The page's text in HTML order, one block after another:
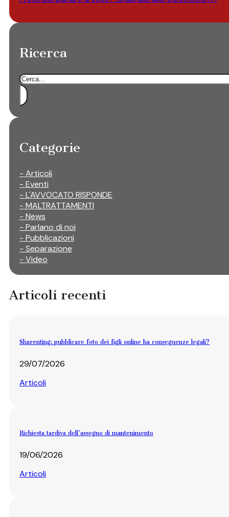
Ricerca
Cerca
Categorie
- Articoli
- Eventi
- L'AVVOCATO RISPONDE
- MALTRATTAMENTI
- News
- Parlano di noi
- Pubblicazioni
- Separazione
- Video
Articoli recenti
Sharenting: pubblicare foto dei figli online ha conseguenze legali?
29/07/2026
Articoli
Richiesta tardiva dell’assegno di mantenimento
19/06/2026
Articoli